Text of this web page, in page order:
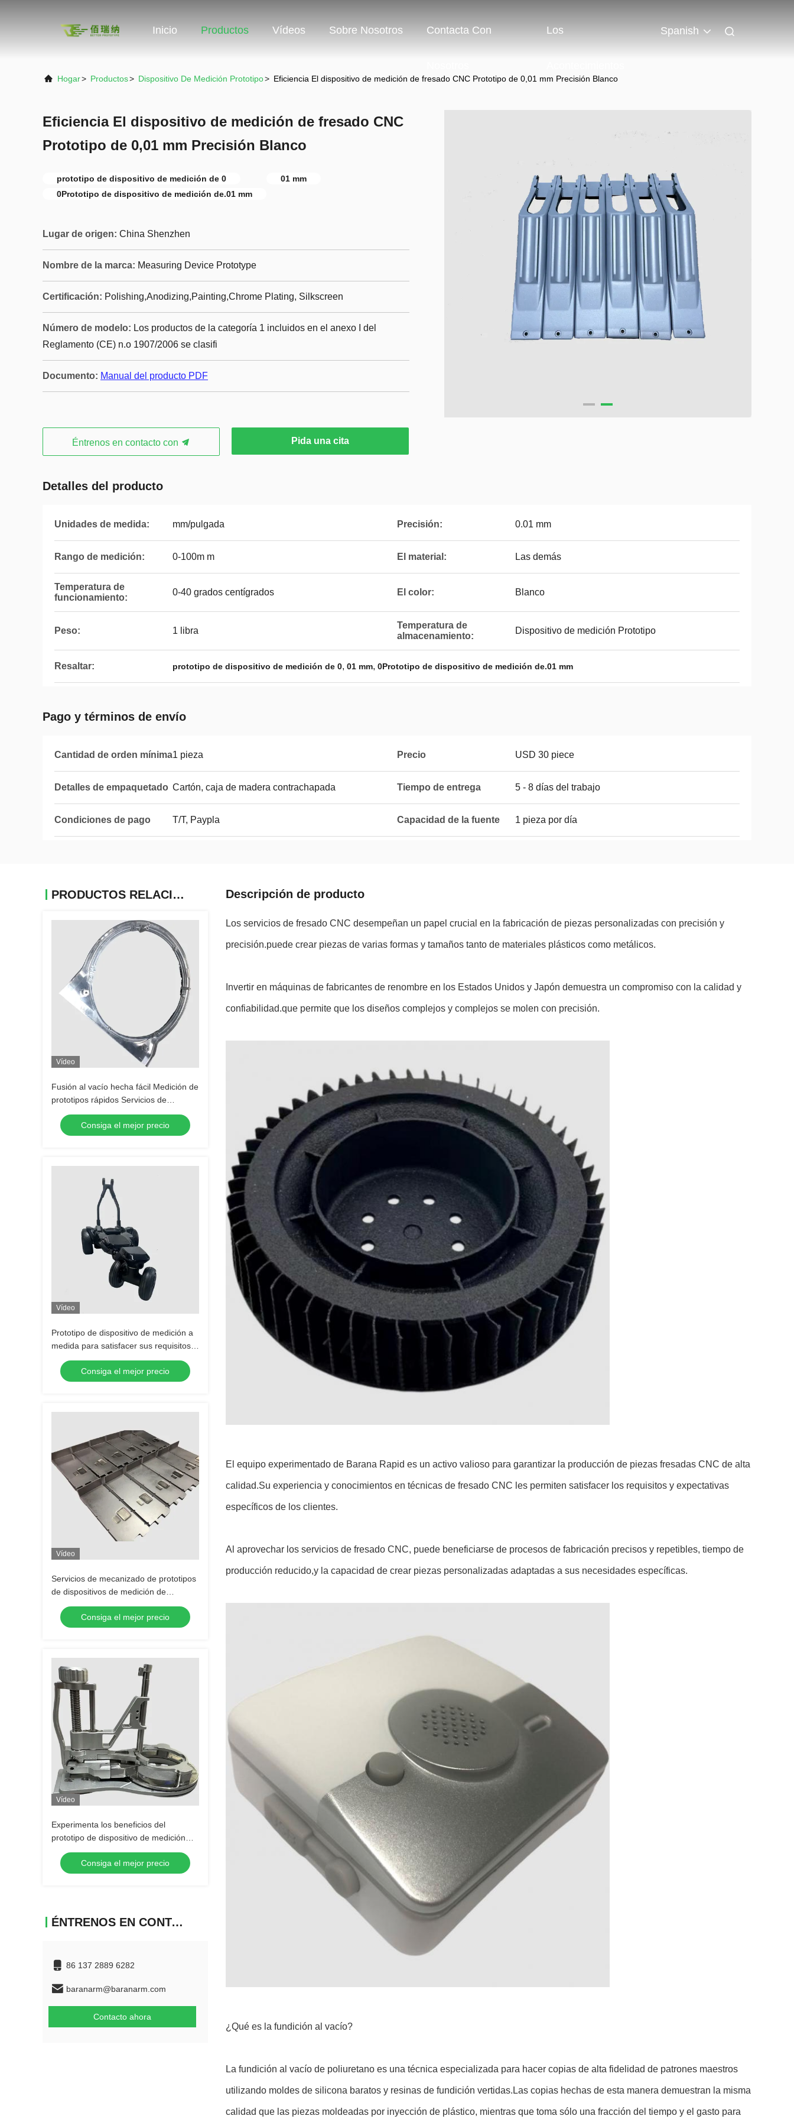
Inicio Productos Vídeos Sobre Nosotros Contacta Con Los Spanish
Hogar> Productos> Dispositivo De Medición Prototipo> Eficiencia El dispositivo de medición de fresado CNC Prototipo de 0,01 mm Precisión Blanco
Eficiencia El dispositivo de medición de fresado CNC
Prototipo de 0,01 mm Precisión Blanco
prototipo de dispositivo de medición de 0
01 mm
0Prototipo de dispositivo de medición de.01 mm
Lugar de origen: China Shenzhen
Nombre de la marca: Measuring Device Prototype
Certificación: Polishing,Anodizing,Painting,Chrome Plating, Silkscreen
Número de modelo: Los productos de la categoría 1 incluidos en el anexo I del
Reglamento (CE) n.o 1907/2006 se clasifi
Documento: Manual del producto PDF
Éntrenos en contacto con Pida una cita
Detalles del producto
Unidades de medida: mm/pulgada Precisión: 0.01 mm
Rango de medición: 0-100m m El material: Las demás
Temperatura de
funcionamiento:
0-40 grados centígrados El color: Blanco
Peso: 1 libra
Temperatura de
almacenamiento:
Dispositivo de medición Prototipo
Resaltar: prototipo de dispositivo de medición de 0, 01 mm, 0Prototipo de dispositivo de medición de.01 mm
Pago y términos de envío
Cantidad de orden mínima1 pieza Precio USD 30 piece
Detalles de empaquetado Cartón, caja de madera contrachapada Tiempo de entrega 5 - 8 días del trabajo
Condiciones de pago T/T, Paypla Capacidad de la fuente 1 pieza por día
PRODUCTOS RELACIONADOS
Vídeo
Fusión al vacío hecha fácil Medición de
prototipos rápidos Servicios de
mecanizado 1 libra Para copias de alta
fidelidadConsiga el mejor precio
Vídeo
Prototipo de dispositivo de medición a
medida para satisfacer sus requisitos
específicos con fundición al vacío
Consiga el mejor precio
Vídeo
Servicios de mecanizado de prototipos
de dispositivos de medición de
precisión para la fabricación de piezas
a medidaConsiga el mejor precio
Vídeo
Experimenta los beneficios del
prototipo de dispositivo de medición
para el fresado CNC preciso
Consiga el mejor precio
ÉNTRENOS EN CONTACTO CON
86 137 2889 6282
baranarm@baranarm.com
Contacto ahora
Descripción de producto
Los servicios de fresado CNC desempeñan un papel crucial en la fabricación de piezas personalizadas con precisión y
precisión.puede crear piezas de varias formas y tamaños tanto de materiales plásticos como metálicos.
Invertir en máquinas de fabricantes de renombre en los Estados Unidos y Japón demuestra un compromiso con la calidad y
confiabilidad.que permite que los diseños complejos y complejos se molen con precisión.
El equipo experimentado de Barana Rapid es un activo valioso para garantizar la producción de piezas fresadas CNC de alta
calidad.Su experiencia y conocimientos en técnicas de fresado CNC les permiten satisfacer los requisitos y expectativas
específicos de los clientes.
Al aprovechar los servicios de fresado CNC, puede beneficiarse de procesos de fabricación precisos y repetibles, tiempo de
producción reducido,y la capacidad de crear piezas personalizadas adaptadas a sus necesidades específicas.
¿Qué es la fundición al vacío?
La fundición al vacío de poliuretano es una técnica especializada para hacer copias de alta fidelidad de patrones maestros
utilizando moldes de silicona baratos y resinas de fundición vertidas.Las copias hechas de esta manera demuestran la misma
calidad que las piezas moldeadas por inyección de plástico, mientras que toma sólo una fracción del tiempo y el gasto para